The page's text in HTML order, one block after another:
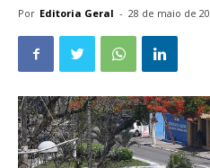
Por Editoria Geral - 28 de maio de